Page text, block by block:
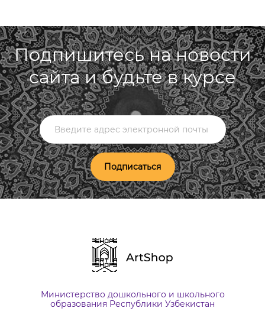
Подпишитесь на новости
сайта и будьте в курсе
Подписаться
Министерство дошкольного и школьного
образования Республики Узбекистан